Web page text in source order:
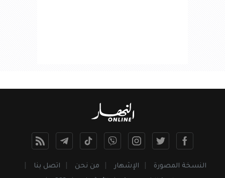
النسخة المصورة الإشهار من نحن
اتصل بنا